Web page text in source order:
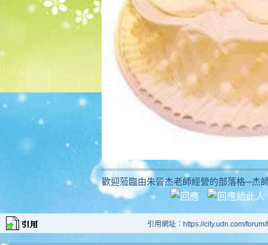
歡迎蒞臨由朱晉杰老師經營的部落格─杰
引用網址：https://city.udn.com/